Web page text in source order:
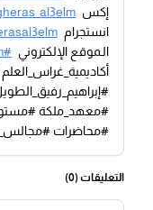
إكس
انستجرام
الـموقع الإلكتروني
#معهد_ملكة
#محاضرات
التعليقات (0
)